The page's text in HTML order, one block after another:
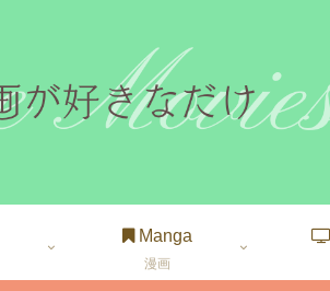
Manga
漫画